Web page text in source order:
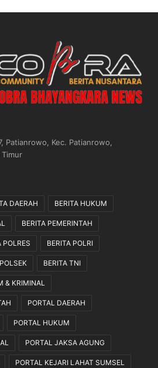
Patianrowo, Kec. Patianrowo,
DAERAH BERITA HUKUM
BERITA PEMERINTAH
POLRES BERITA POLRI
BERITA TNI
& KRIMINAL
PORTAL DAERAH
PORTAL HUKUM
PORTAL JAKSA AGUNG
PORTAL KEJARI LAHAT SUMSEL